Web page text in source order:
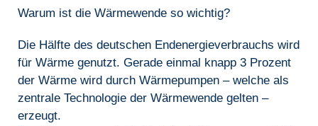
Warum ist die Wärmewende so wichtig?
Die Hälfte des deutschen Endenergieverbrauchs wird
für Wärme genutzt. Gerade einmal knapp 3 Prozent
der Wärme wird durch Wärmepumpen – welche als
zentrale Technologie der Wärmewende gelten –
erzeugt.